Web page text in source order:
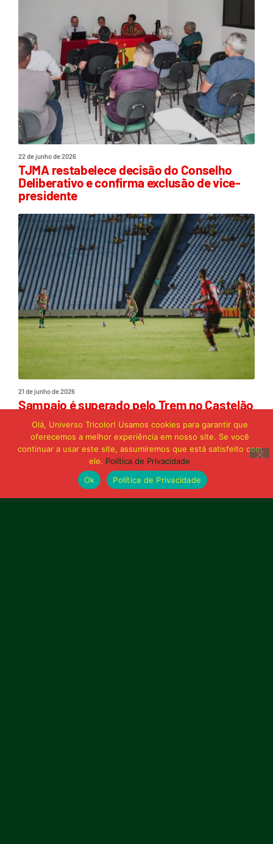
22 de junho de 2026
TJMA restabelece decisão do Conselho
Deliberativo e confirma exclusão de vice-
presidente
21 de junho de 2026
Sampaio é superado pelo Trem no Castelão
e buscará reação em Macapá
Olá, Universo Tricolor! Usamos cookies para garantir que
oferecemos a melhor experiência em nosso site. Se você
continuar a usar este site, assumiremos que está satisfeito com
ele. Política de Privacidade
Ok
Política de Privacidade